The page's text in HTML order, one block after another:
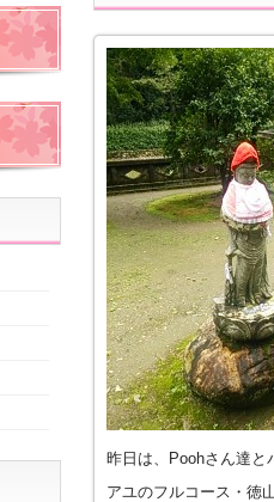
昨日は、Poohさん達と
アユのフルコース・徳